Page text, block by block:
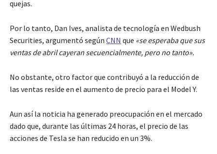
quejas.
Por lo tanto, Dan Ives, analista de tecnología en Wedbush
Securities, argumentó según CNN que «se esperaba que sus
ventas de abril cayeran secuencialmente, pero no tanto».
No obstante, otro factor que contribuyó a la reducción de
las ventas reside en el aumento de precio para el Model Y.
Aun así la noticia ha generado preocupación en el mercado
dado que, durante las últimas 24 horas, el precio de las
acciones de Tesla se han reducido en un 3%.